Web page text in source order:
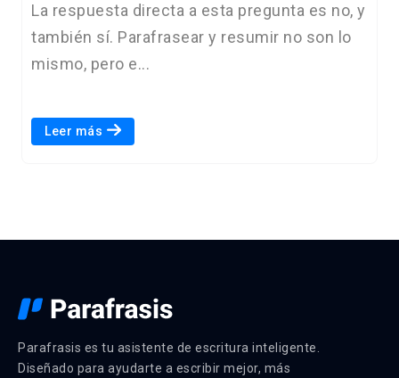
La respuesta directa a esta pregunta es no, y
también sí. Parafrasear y resumir no son lo
mismo, pero e...
Leer más
Parafrasis es tu asistente de escritura inteligente.
Diseñado para ayudarte a escribir mejor, más